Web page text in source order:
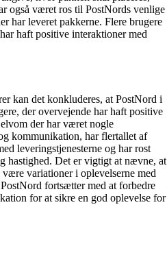
også været ros til PostNords venlige
har leveret pakkerne. Flere brugere
haft positive interaktioner med
kan det konkluderes, at PostNord i
der overvejende har haft positive
der har været nogle
kommunikation, har flertallet af
leveringstjenesterne og har rost
hastighed. Det er vigtigt at nævne, at
variationer i oplevelserne med
fortsætter med at forbedre
for at sikre en god oplevelse for